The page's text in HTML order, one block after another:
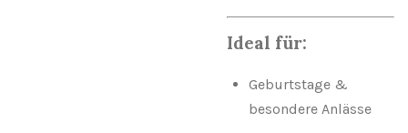
Ideal für:
Geburtstage &
besondere Anlässe